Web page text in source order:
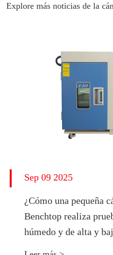
Explore más noticias de la
Sep 09 2025
¿Cómo una pequeña
Benchtop realiza
húmedo y de alta y